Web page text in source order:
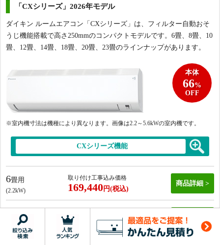
「CXシリーズ」2026年モデル
ダイキン ルームエアコン「CXシリーズ」は、フィルター自動おそ
うじ機能搭載で高さ250mmのコンパクトモデルです。6畳、8畳、10
畳、12畳、14畳、18畳、20畳、23畳のラインナップがあります。
※室内機寸法は機種により異なります。画像は2.2～5.6kWの室内機です。
本体
66%
OFF
CXシリーズ機能
6畳用
(2.2kW)
取り付け工事込み価格
169,440 円(税込)
商品詳細
畳用
(2.5kW) 180,660円(税込)
商品詳細